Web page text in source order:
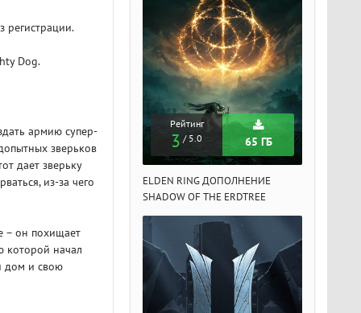
регистрации.
Dog.
армию супер-
зверьков
дает зверьку
из-за чего
– он похищает
которой начал
дом и свою
3/ 5.0 65 ГБ
RING ДОПОЛНЕНИЕ
Рейтинг
3 / 5.0 65 ГБ
ELDEN RING ДОПОЛНЕНИЕ
SHADOW OF THE ERDTREE